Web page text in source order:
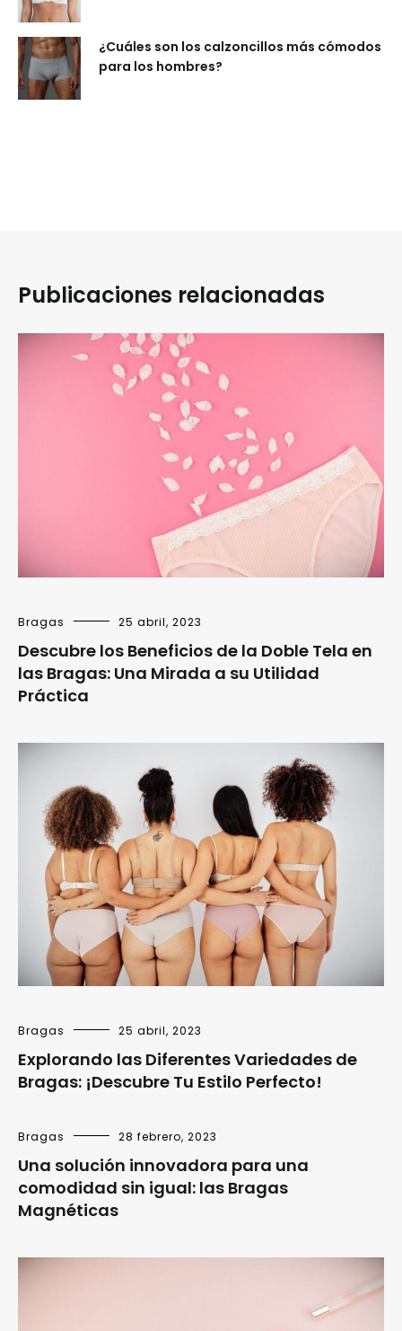
¿Cuáles son los calzoncillos más cómodos
para los hombres?
Publicaciones relacionadas
Bragas 25 abril, 2023
Descubre los Beneficios de la Doble Tela en
las Bragas: Una Mirada a su Utilidad
Práctica
Bragas 25 abril, 2023
Explorando las Diferentes Variedades de
Bragas: ¡Descubre Tu Estilo Perfecto!
Bragas 28 febrero, 2023
Una solución innovadora para una
comodidad sin igual: las Bragas
Magnéticas